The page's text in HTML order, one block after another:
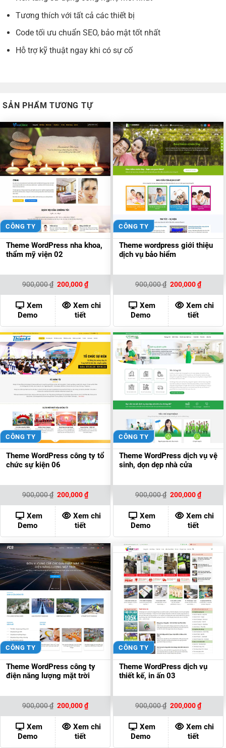
Tương thích với tất cả các thiết bị
Code tối ưu chuẩn SEO, bảo mật tốt nhất
Hỗ trợ kỹ thuật ngay khi có sự cố
SẢN PHẨM TƯƠNG TỰ
CÔNG TY
Theme WordPress nha khoa,
thẩm mỹ viện 02
900,000₫ Giá
gốc
là:
900,000 ₫.
200,000₫Giá
hiện
tại
là:
200,000 ₫.
Xem
Demo
Xem chi
tiết
CÔNG TY
Theme wordpress giới thiệu
dịch vụ bảo hiểm
900,000₫ Giá
gốc
là:
900,000 ₫.
200,000₫Giá
hiện
tại
là:
Xem
Demo
Xem chi
tiết
CÔNG TY
Theme WordPress công ty tổ
chức sự kiện 06
900,000₫ Giá
là:
900,000 ₫.
200,000₫Giá
hiện
tại
là:
200,000 ₫.
Xem
Demo
Xem chi
tiết
CÔNG TY
Theme WordPress dịch vụ vệ
sinh, dọn dẹp nhà cửa
900,000₫ Giá
là:
900,000 ₫.
200,000₫Giá
hiện
tại
là:
Xem
Demo
Xem chi
tiết
CÔNG TY
Theme WordPress công ty
điện năng lượng mặt trời
900,000₫ Giá
gốc
là:
900,000 ₫.
200,000₫Giá
hiện
tại
là:
200,000 ₫.
Xem
Demo
Xem chi
tiết
CÔNG TY
Theme WordPress dịch vụ
thiết kế, in ấn 03
900,000₫ Giá
gốc
là:
900,000 ₫.
200,000₫Giá
hiện
tại
là:
Xem
Demo
Xem chi
tiết